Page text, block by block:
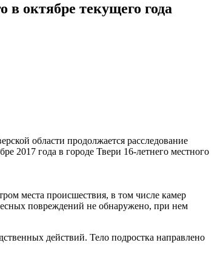
в октябре текущего года
области продолжается расследование
2017 года в городе Твери 16-летнего местного
места происшествия, в том числе камер
повреждений не обнаружено, при нем
действий. Тело подростка направлено